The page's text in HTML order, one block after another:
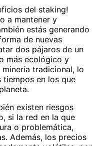
del staking!
a mantener y
estás generando
de nuevas
dos pájaros de un
más ecológico y
tradicional, lo
tiempos en los que
existen riesgos
si la red en la que
o problemática,
Además, los precios